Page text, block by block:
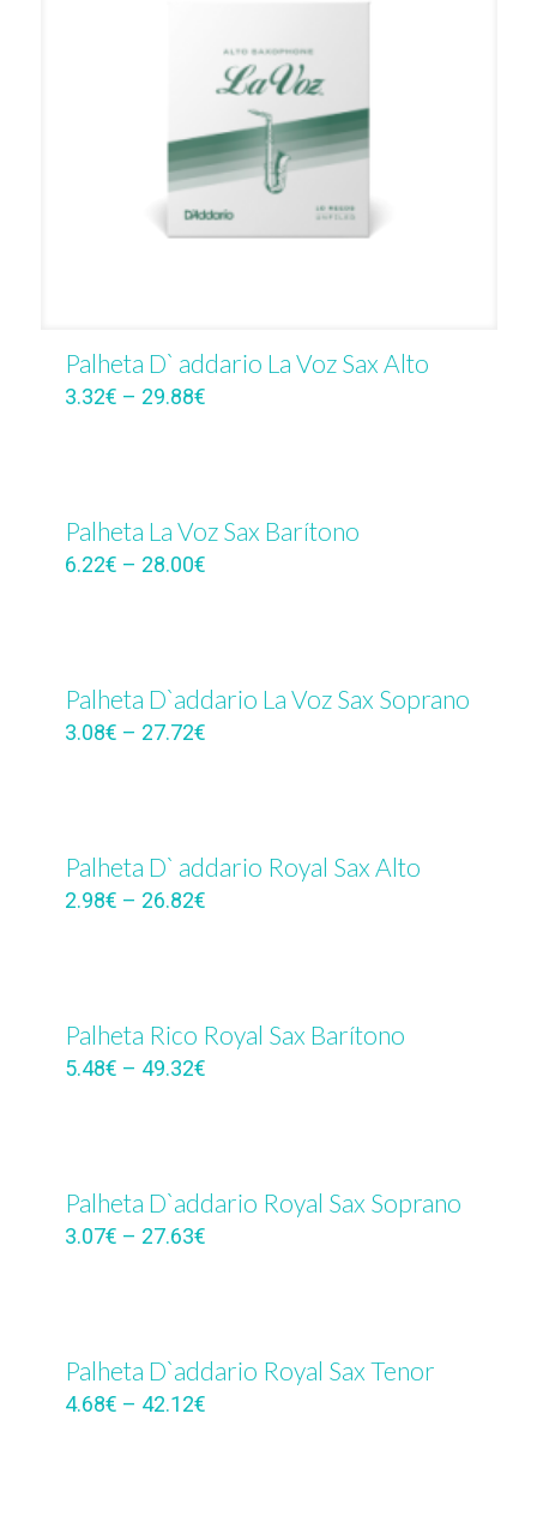
Palheta D` addario La Voz Sax Alto
3.32€ – 29.88€
Palheta La Voz Sax Barítono
6.22€ – 28.00€
Palheta D`addario La Voz Sax Soprano
3.08€ – 27.72€
Palheta D` addario Royal Sax Alto
2.98€ – 26.82€
Palheta Rico Royal Sax Barítono
5.48€ – 49.32€
Palheta D`addario Royal Sax Soprano
3.07€ – 27.63€
Palheta D`addario Royal Sax Tenor
4.68€ – 42.12€